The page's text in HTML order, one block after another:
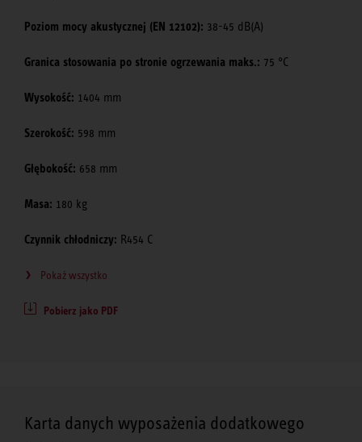
Poziom mocy akustycznej (EN 12102): 38-45 dB(A)
Granica stosowania po stronie ogrzewania maks.: 75 °C
Wysokość: 1404 mm
Szerokość: 598 mm
Głębokość: 658 mm
Masa: 180 kg
Czynnik chłodniczy: R454 C
Pokaż wszystko
Pobierz jako PDF
Karta danych wyposażenia dodatkowego